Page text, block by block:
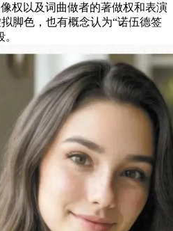
权以及词曲做者的著做权和表演
脚色，也有概念认为“诺伍德签